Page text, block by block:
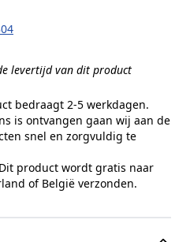
G-Fittings
levertijd van dit product
bedraagt 2-5 werkdagen.
is ontvangen gaan wij aan de
snel en zorgvuldig te
product wordt gratis naar
of België verzonden.